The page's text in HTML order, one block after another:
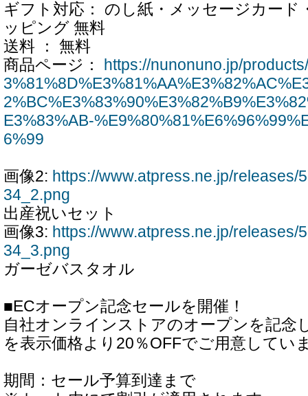
ギフト対応： のし紙・メッセージカー
ッピング 無料
送料 ： 無料
商品ページ：
https://nunonuno.jp/
E3%83%AB-
6%99
画像2: https://www.atpress.ne.jp/releases/
34_2.png
出産祝いセット
画像3: https://www.atpress.ne.jp/releases/
34_3.png
ガーゼバスタオル
■ECオープン記念セールを開催！
自社オンラインストアのオープンを記念
を表示価格より20％OFFでご用意してい
期間：セール予算到達まで